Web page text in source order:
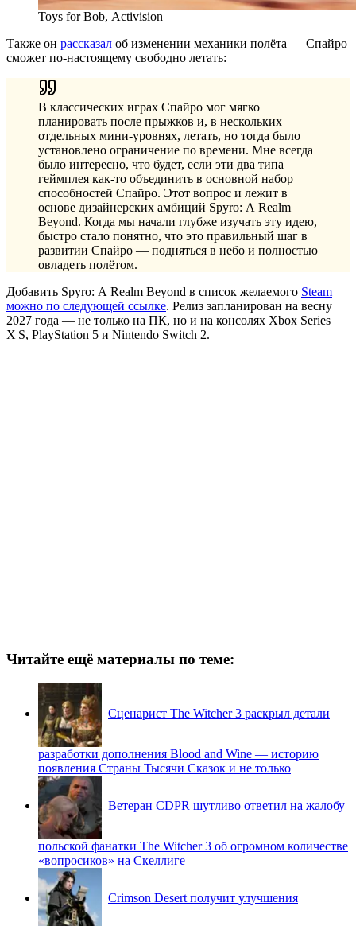
Toys for Bob, Activision
Также он рассказал об изменении механики полёта — Спайро
сможет по-настоящему свободно летать:
В классических играх Спайро мог мягко
планировать после прыжков и, в нескольких
отдельных мини-уровнях, летать, но тогда было
установлено ограничение по времени. Мне всегда
было интересно, что будет, если эти два типа
геймплея как-то объединить в основной набор
способностей Спайро. Этот вопрос и лежит в
основе дизайнерских амбиций Spyro: A Realm
Beyond. Когда мы начали глубже изучать эту идею,
быстро стало понятно, что это правильный шаг в
развитии Спайро — подняться в небо и полностью
овладеть полётом.
Добавить Spyro: A Realm Beyond в список желаемого Steam
можно по следующей ссылке. Релиз запланирован на весну
2027 года — не только на ПК, но и на консолях Xbox Series
X|S, PlayStation 5 и Nintendo Switch 2.
Читайте ещё материалы по теме:
Сценарист The Witcher 3 раскрыл детали
разработки дополнения Blood and Wine — историю
появления Страны Тысячи Сказок и не только
Ветеран CDPR шутливо ответил на жалобу
польской фанатки The Witcher 3 об огромном количестве
«вопросиков» на Скеллиге
Crimson Desert получит улучшения